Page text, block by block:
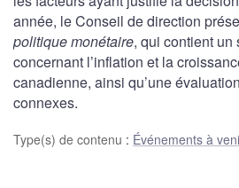
année, le Conseil de direction
politique monétaire, qui contient
concernant l’inflation et la
canadienne, ainsi qu’une
connexes.
Type(s) de contenu : Événements à